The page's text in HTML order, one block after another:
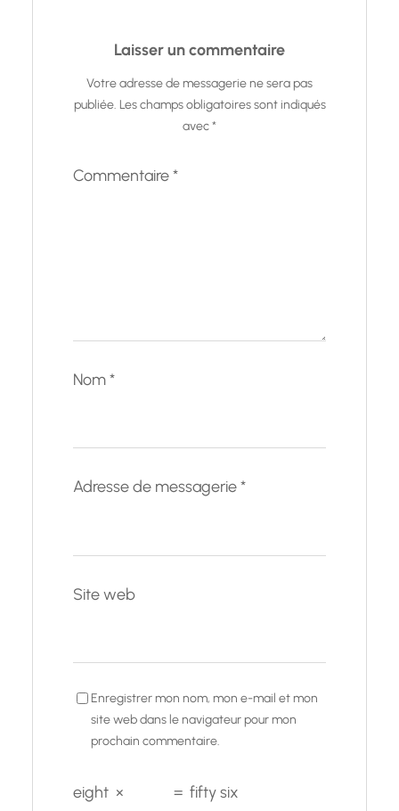
Laisser un commentaire
Votre adresse de messagerie ne sera pas
publiée. Les champs obligatoires sont indiqués
avec*
Commentaire*
Nom*
Adresse de messagerie*
Site web
Enregistrer mon nom, mon e-mail et mon
site web dans le navigateur pour mon
prochain commentaire.
eight × = fifty six